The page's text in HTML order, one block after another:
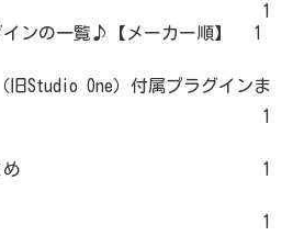
1
ンの一覧♪【メーカー順】
1
旧Studio One）付属プラグインま
1
1
1